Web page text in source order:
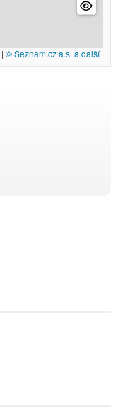
| © Seznam.cz a.s. a další